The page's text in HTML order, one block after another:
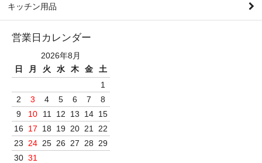
キッチン用品
営業日カレンダー
2026年8月
日
月 火 水 木 金
土
1
2
3 4 5 6 7
8
9
10 11 12 13 14 15
16
17 18 19 20 21
22
23
24 25 26 27 28
29
30 31